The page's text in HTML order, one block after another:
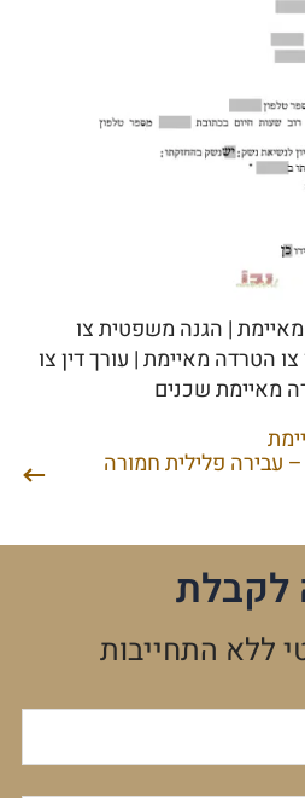
מאיימת | הגנה משפטית צו
הטרדה מאיימת | עורך דין צו
מאיימת שכנים
עבירה פלילית חמורה
לקבלת
ללא התחייבות